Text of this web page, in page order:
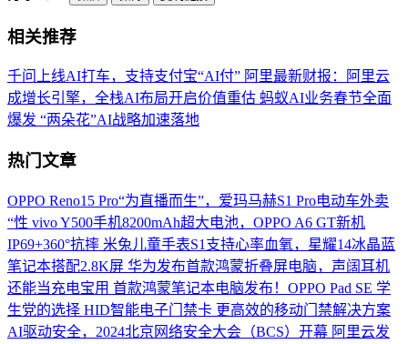
相关推荐
千问上线AI打车，支持支付宝“AI付” 阿里最新财报：阿里云
成增长引擎，全栈AI布局开启价值重估 蚂蚁AI业务春节全面
爆发 “两朵花”AI战略加速落地
热门文章
OPPO Reno15 Pro“为直播而生”，爱玛马赫S1 Pro电动车外卖
“性 vivo Y500手机8200mAh超大电池，OPPO A6 GT新机
IP69+360°抗摔 米兔儿童手表S1支持心率血氧，星耀14冰晶蓝
笔记本搭配2.8K屏 华为发布首款鸿蒙折叠屏电脑，声阔耳机
还能当充电宝用 首款鸿蒙笔记本电脑发布！OPPO Pad SE 学
生党的选择 HID智能电子门禁卡 更高效的移动门禁解决方案
AI驱动安全，2024北京网络安全大会（BCS）开幕 阿里云发